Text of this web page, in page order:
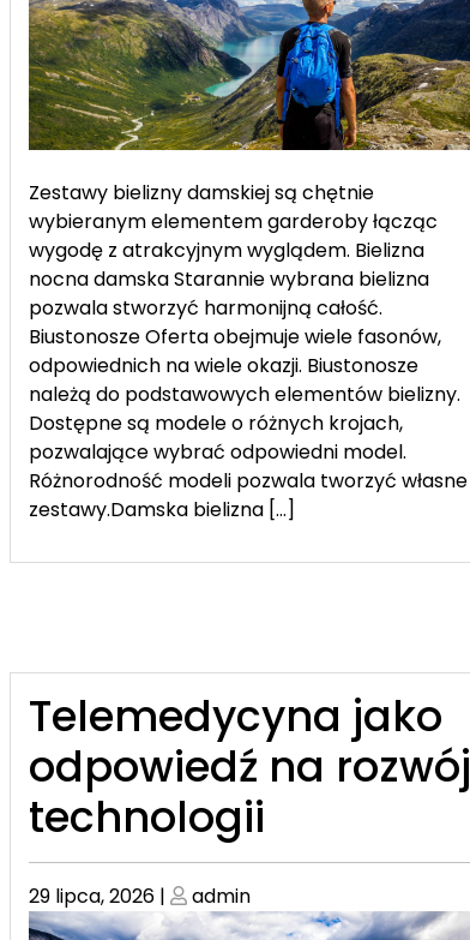
Zestawy bielizny damskiej są chętnie
wybieranym elementem garderoby łącząc
wygodę z atrakcyjnym wyglądem. Bielizna
nocna damska Starannie wybrana bielizna
pozwala stworzyć harmonijną całość.
Biustonosze Oferta obejmuje wiele fasonów,
odpowiednich na wiele okazji. Biustonosze
należą do podstawowych elementów bielizny.
Dostępne są modele o różnych krojach,
pozwalające wybrać odpowiedni model.
Różnorodność modeli pozwala tworzyć własne
zestawy.Damska bielizna […]
Telemedycyna jako
odpowiedź na rozwój
technologii
Posted
on
29 lipca, 2026| Posted
on
admin